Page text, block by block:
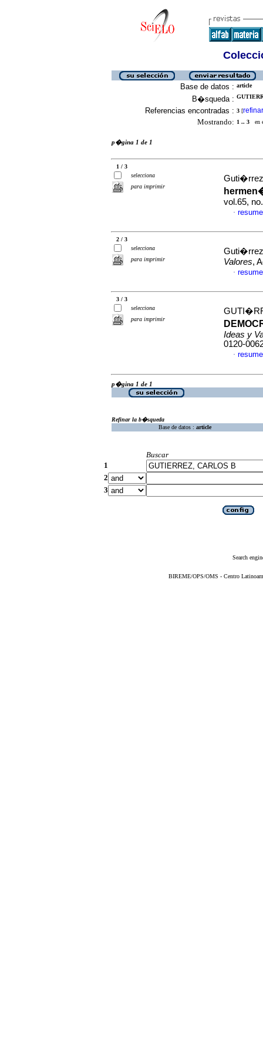
Base de datos : article
B�squeda :
Referencias encontradas : 3 [refinar
Mostrando: 1 .. 3 en
p�gina 1 de 1
1 / 3
selecciona
para imprimir
vol.65,
·
2 / 3
selecciona
para imprimir
Valores,
·
3 / 3
selecciona
para imprimir
Ideas y
0120-
·
p�gina 1 de 1
Refinar la b�squeda
Base de datos : article
Buscar
1
2
3
Search
BIREME/OPS/OMS - Centro